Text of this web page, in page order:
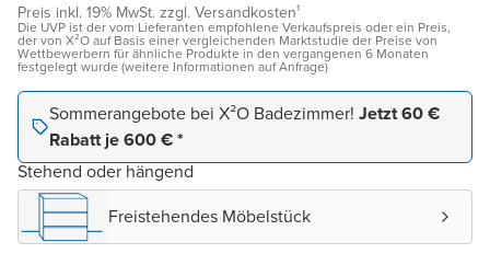
Preis inkl. 19% MwSt. zzgl. Versandkosten¹
Die UVP ist der vom Lieferanten empfohlene Verkaufspreis oder ein Preis,
der von X²O auf Basis einer vergleichenden Marktstudie der Preise von
Wettbewerbern für ähnliche Produkte in den vergangenen 6 Monaten
festgelegt wurde (weitere Informationen auf Anfrage)
Sommerangebote bei X²O Badezimmer! Jetzt 60 €
Rabatt je 600 € *
Stehend oder hängend
Freistehendes Möbelstück